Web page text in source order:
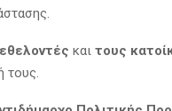
και τους
τους.